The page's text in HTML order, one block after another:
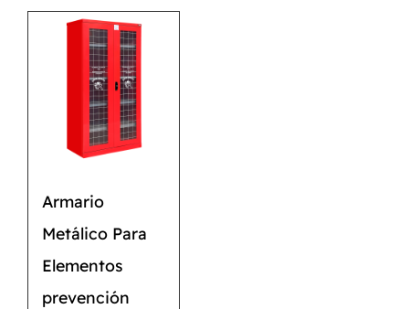
Armario
Metálico Para
Elementos
prevención